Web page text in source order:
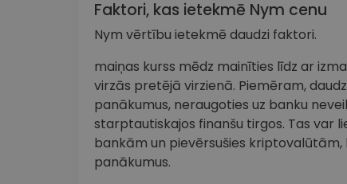
Faktori, kas ietekmē Nym cenu
Nym vērtību ietekmē daudzi faktori.
maiņas kurss mēdz mainīties līdz ar
virzās pretējā virzienā. Piemēram,
panākumus, neraugoties uz banku
starptautiskajos finanšu tirgos. Tas var
bankām un pievērsušies
panākumus.